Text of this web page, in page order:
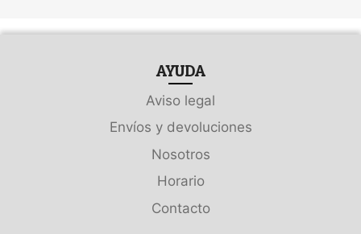
AYUDA
Aviso legal
Envíos y devoluciones
Nosotros
Horario
Contacto